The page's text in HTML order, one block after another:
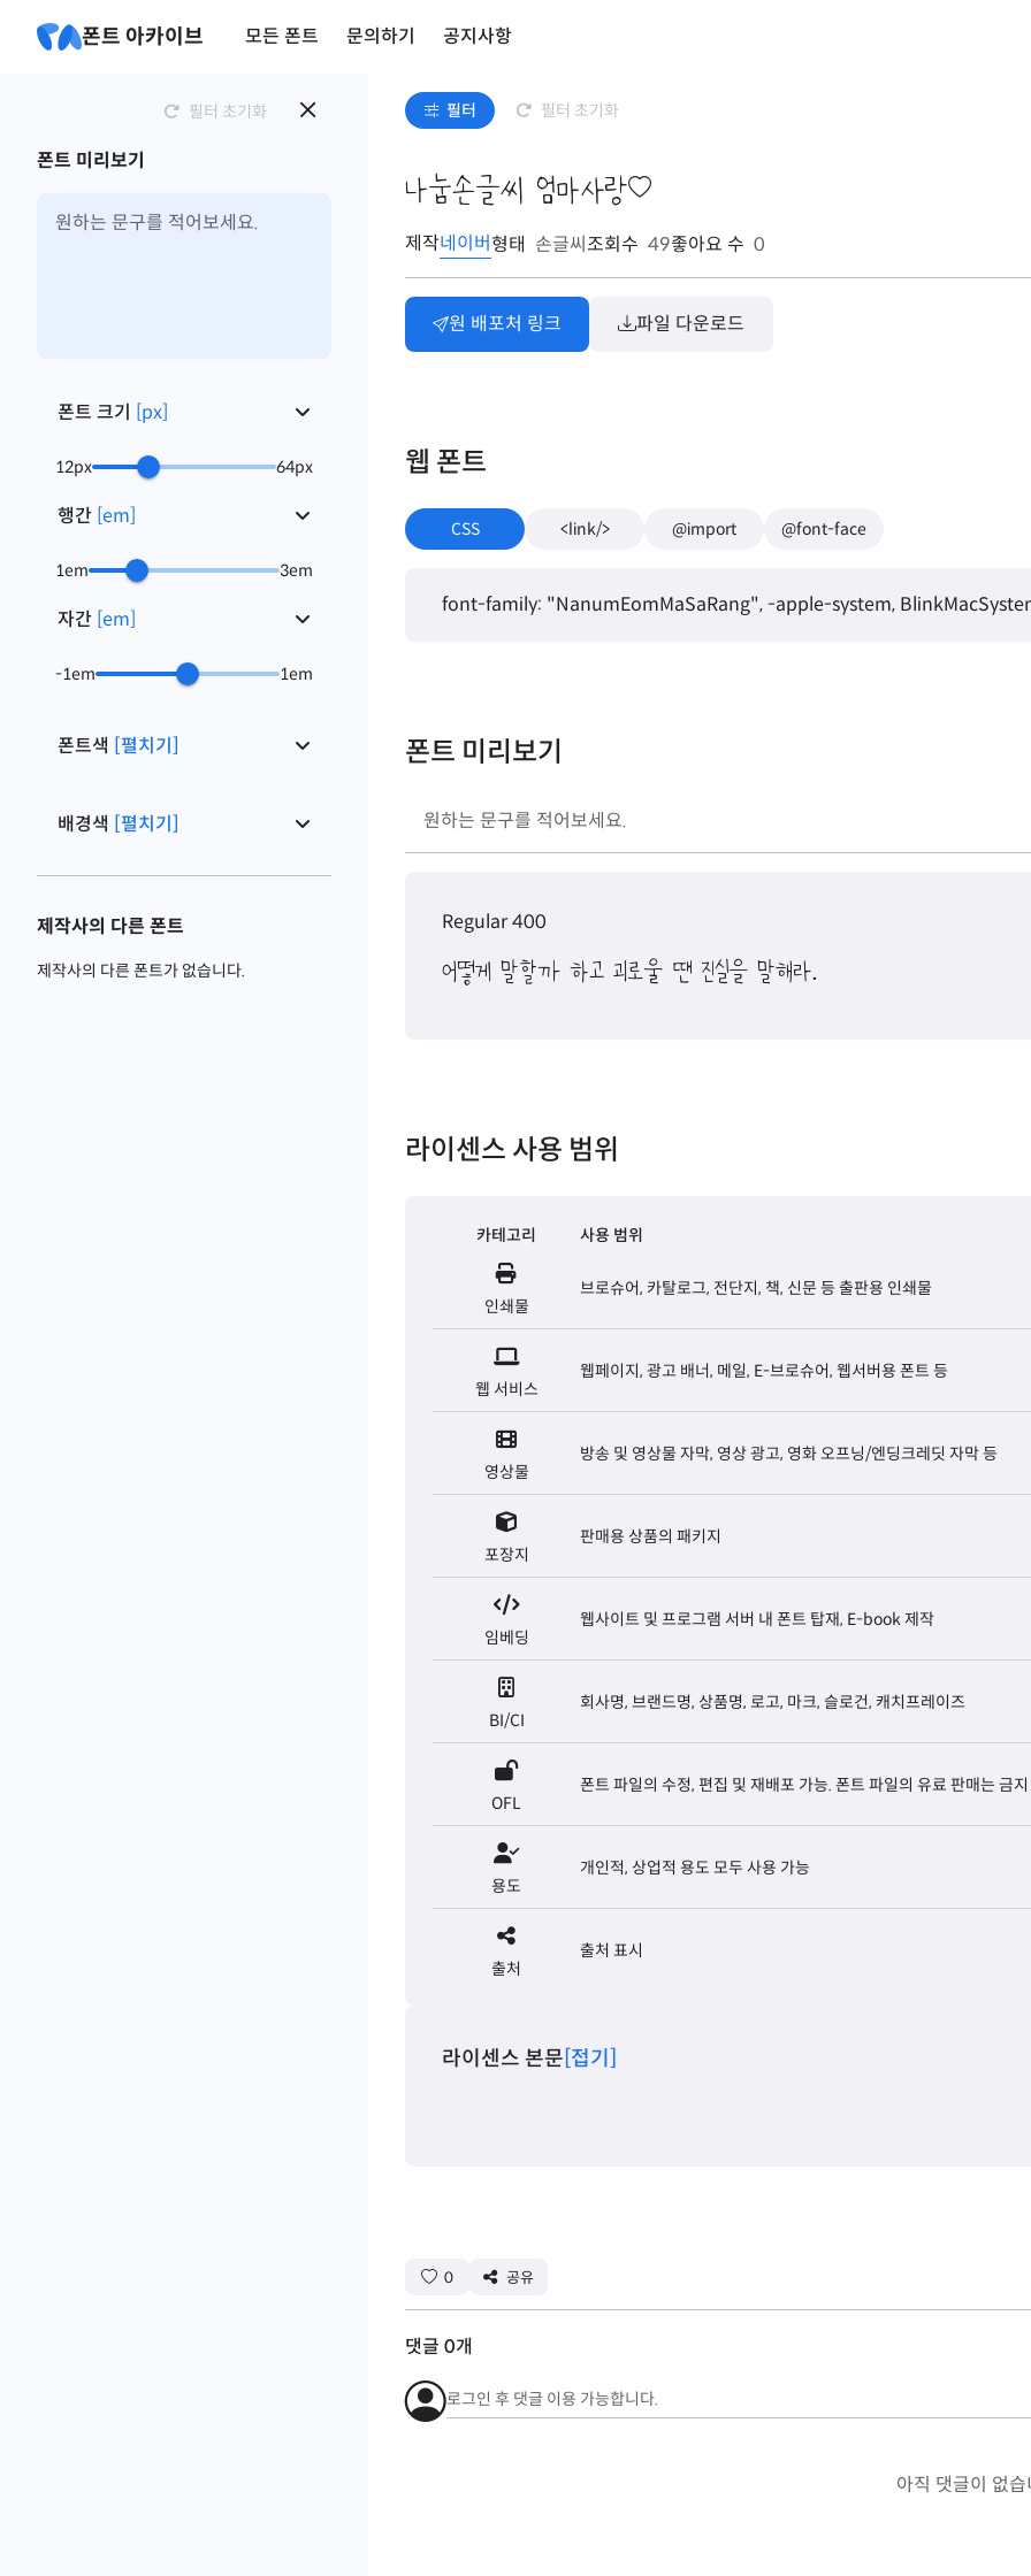
폰트 아카이브 모든 폰트 문의하기 공지사항
필터 필터 초기화
필터 초기화
폰트 미리보기
폰트 크기 [px]
12px 64px
행간 [em]
1em 3em
자간 [em]
-1em 1em
폰트색 [펼치기]
배경색 [펼치기]
제작사의 다른 폰트
제작사의 다른 폰트가 없습니다.
나눔손글씨 엄마사랑
제작네이버형태 손글씨조회수 49좋아요 수 0
원 배포처 링크 파일 다운로드
웹 폰트
CSS <link/> @import @font-face
font-family: "NanumEomMaSaRang", -apple-system,
폰트 미리보기
Regular 400
어떻게 말할까 하고 괴로울 땐 진실을 말해라.
라이센스 사용 범위
카테고리 사용 범위
인쇄물
브로슈어, 카탈로그, 전단지, 책, 신문 등 출판용 인쇄물
웹 서비스
웹페이지, 광고 배너, 메일, E-브로슈어, 웹서버용 폰트 등
영상물
방송 및 영상물 자막, 영상 광고, 영화 오프닝/엔딩크레딧 자막 등
포장지
판매용 상품의 패키지
임베딩
웹사이트 및 프로그램 서버 내 폰트 탑재, E-book 제작
BI/CI
회사명, 브랜드명, 상품명, 로고, 마크, 슬로건, 캐치프레이즈
OFL
폰트 파일의 수정, 편집 및 재배포 가능. 폰트 파일의 유료 판매는 금지
용도
개인적, 상업적 용도 모두 사용 가능
출처
출처 표시
라이센스 본문 [접기]
0 공유
댓글 0개
로그인 후 댓글 이용 가능합니다.
아직 댓글이 없습